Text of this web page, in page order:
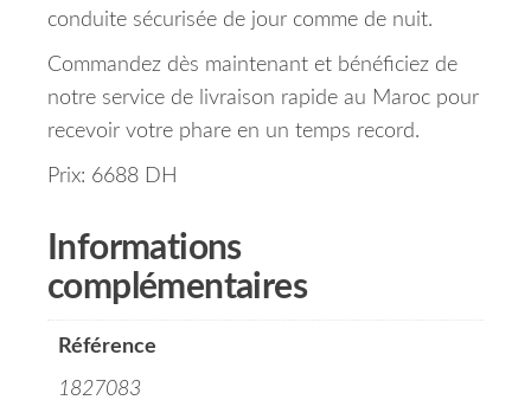
conduite sécurisée de jour comme de nuit.
Commandez dès maintenant et bénéficiez de
notre service de livraison rapide au Maroc pour
recevoir votre phare en un temps record.
Prix: 6688 DH
Informations
complémentaires
Référence
1827083